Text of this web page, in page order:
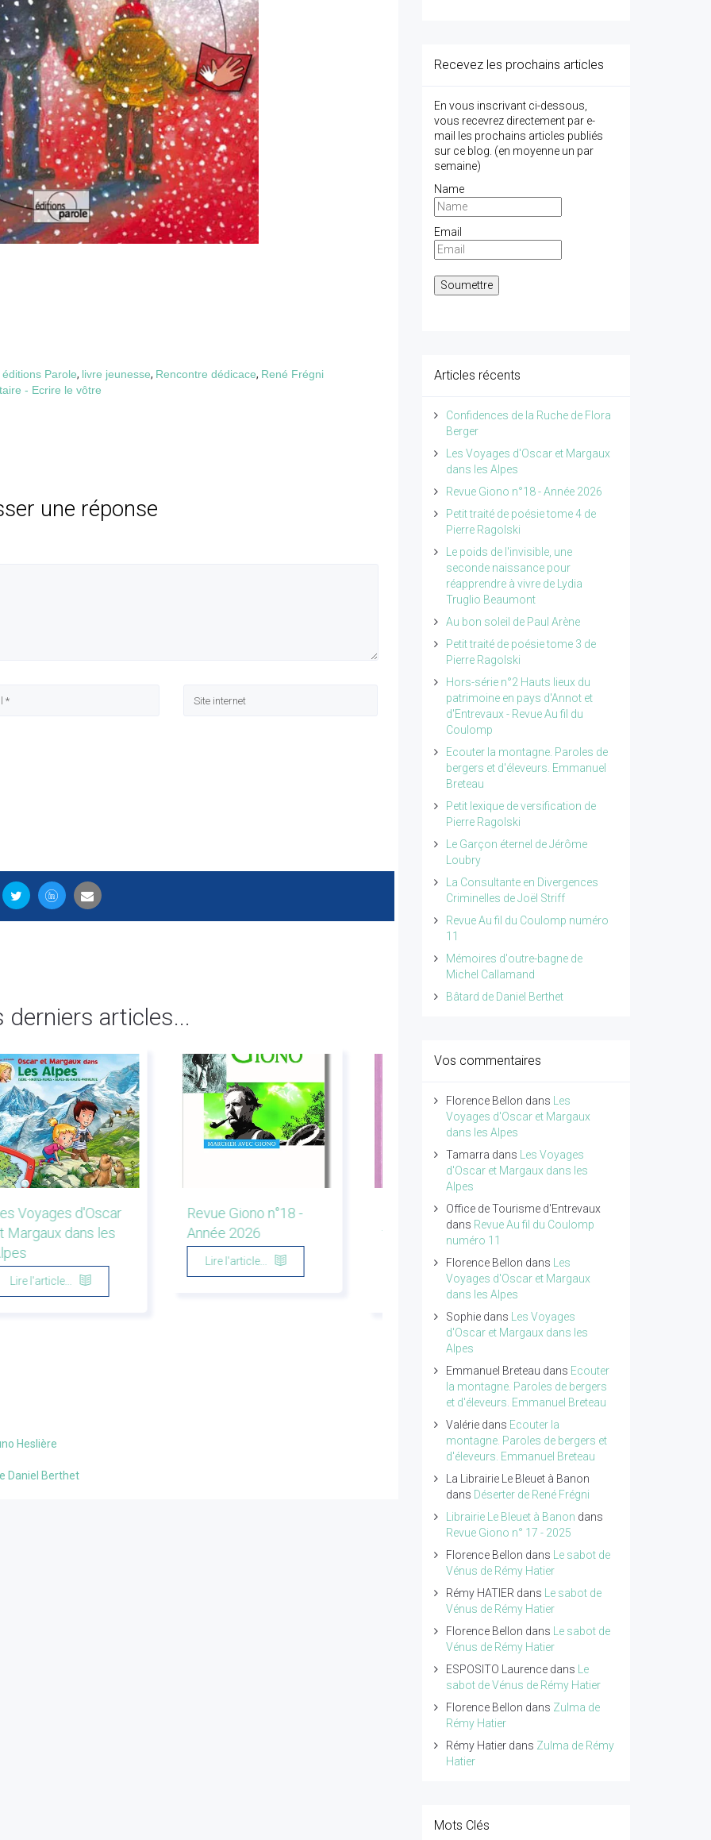
éditions Parole, livre jeunesse, Rencontre dédicace, René Frégni
- Ecrire le vôtre
une réponse
derniers articles...
Voyages d'Oscar
Margaux dans les
Lire l'article...
Revue Giono n°18 -
Année 2026
Lire l'article...
Petit traité de poésie
tome 4 de Pierre
Lire l'article...
Le poids de l'invisible,
une seconde
réapprendre à vivre
Heslière
Daniel Berthet
Recevez les prochains articles
En vous inscrivant ci-dessous,
vous recevrez directement par e-
mail les prochains articles publiés
sur ce blog. (en moyenne un par
semaine)
Name
Email
Articles récents
Confidences de la Ruche de Flora
Berger
Les Voyages d'Oscar et Margaux
dans les Alpes
Revue Giono n°18 - Année 2026
Petit traité de poésie tome 4 de
Pierre Ragolski
Le poids de l'invisible, une
seconde naissance pour
réapprendre à vivre de Lydia
Truglio Beaumont
Au bon soleil de Paul Arène
Petit traité de poésie tome 3 de
Pierre Ragolski
Hors-série n°2 Hauts lieux du
patrimoine en pays d'Annot et
d'Entrevaux - Revue Au fil du
Coulomp
Ecouter la montagne. Paroles de
bergers et d'éleveurs. Emmanuel
Breteau
Petit lexique de versification de
Pierre Ragolski
Le Garçon éternel de Jérôme
Loubry
La Consultante en Divergences
Criminelles de Joël Striff
Revue Au fil du Coulomp numéro
11
Mémoires d'outre-bagne de
Michel Callamand
Bâtard de Daniel Berthet
Vos commentaires
Florence Bellon dans
Les
Voyages d'Oscar et Margaux
dans les Alpes
Tamarra dans
Les Voyages
d'Oscar et Margaux dans les
Alpes
Office de Tourisme d'Entrevaux
dans Revue Au fil du Coulomp
numéro 11
Florence Bellon dans
Les
Voyages d'Oscar et Margaux
dans les Alpes
Sophiedans
Les Voyages
d'Oscar et Margaux dans les
Alpes
Emmanuel Breteau dans Ecouter
la montagne. Paroles de bergers
et d'éleveurs. Emmanuel Breteau
Valériedans Ecouter la
montagne. Paroles de bergers et
d'éleveurs. Emmanuel Breteau
La Librairie Le Bleuet à Banon
dans Déserter de René Frégni
Librairie Le Bleuet à Banon dans
Revue Giono n° 17 - 2025
Florence Bellon dans
Le sabot de
Vénus de Rémy Hatier
Rémy HATIER dans
Le sabot de
Vénus de Rémy Hatier
Florence Bellon dans
Le sabot de
Vénus de Rémy Hatier
ESPOSITO Laurencedans
Le
sabot de Vénus de Rémy Hatier
Florence Bellon dans Zulma de
Rémy Hatier
Rémy Hatierdans Zulma de Rémy
Hatier
Mots Clés